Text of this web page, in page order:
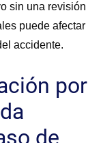
sin una revisión
puede afectar
accidente.
por